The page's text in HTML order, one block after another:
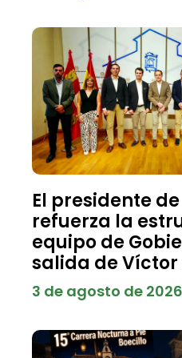
El presidente
refuerza la
equipo de
salida de Víctor
3 de agosto de 2026